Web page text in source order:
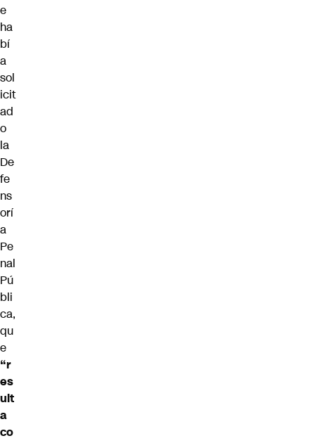
e
ha
bí
a
sol
icit
ad
o
la
De
fe
ns
orí
a
Pe
nal
Pú
bli
ca,
qu
e
“r
es
ult
a
co